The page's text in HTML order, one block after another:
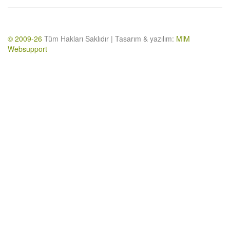
© 2009-26 Tüm Hakları Saklıdır | Tasarım & yazılım: MiM
Websupport